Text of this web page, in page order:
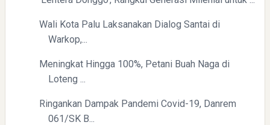
Menyongsong Masa Depan Buruh Indonesia dengan
Optimisme dan Inspirasi
Wali Kota Palu Laksanakan Dialog Santai di
Warkop,...
Meningkat Hingga 100%, Petani Buah Naga di
Loteng ...
Ringankan Dampak Pandemi Covid-19, Danrem
061/SK B...